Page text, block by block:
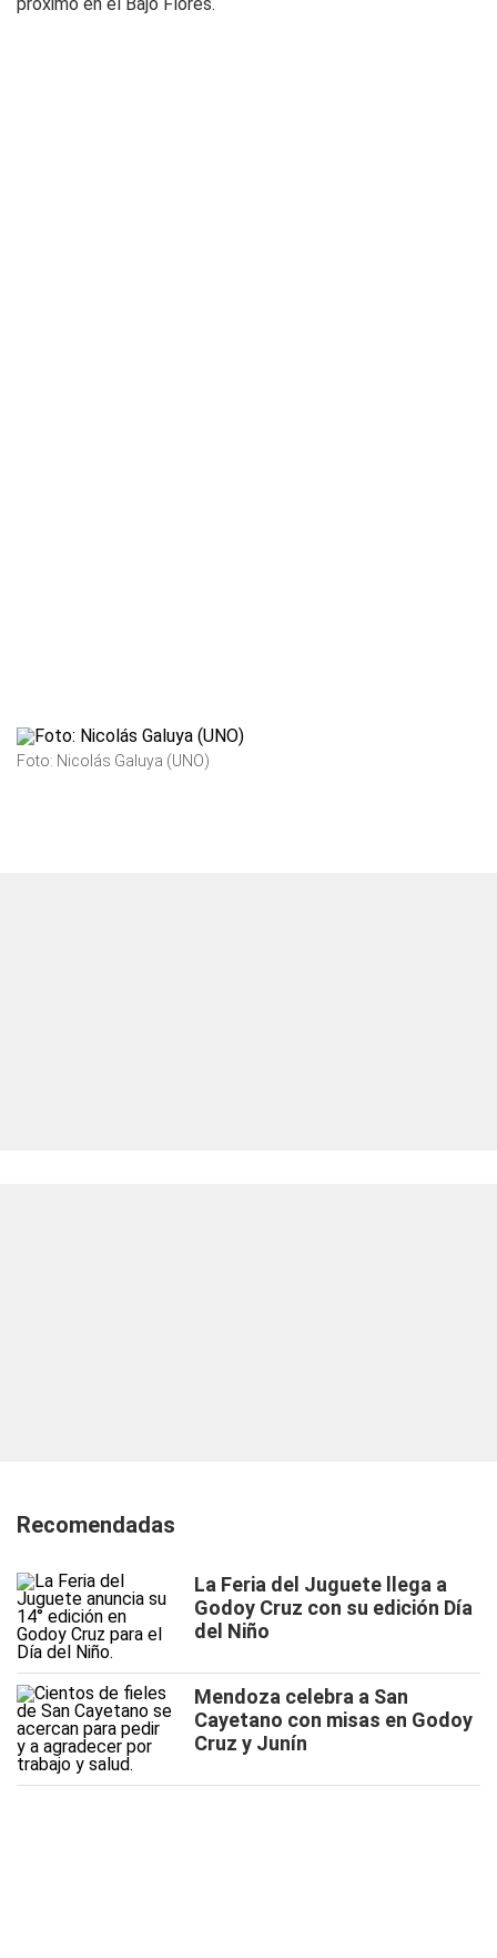
Foto: Nicolás Galuya (UNO)
Recomendadas
La Feria del Juguete llega a
Godoy Cruz con su edición Día
del Niño
Mendoza celebra a San
Cayetano con misas en Godoy
Cruz y Junín